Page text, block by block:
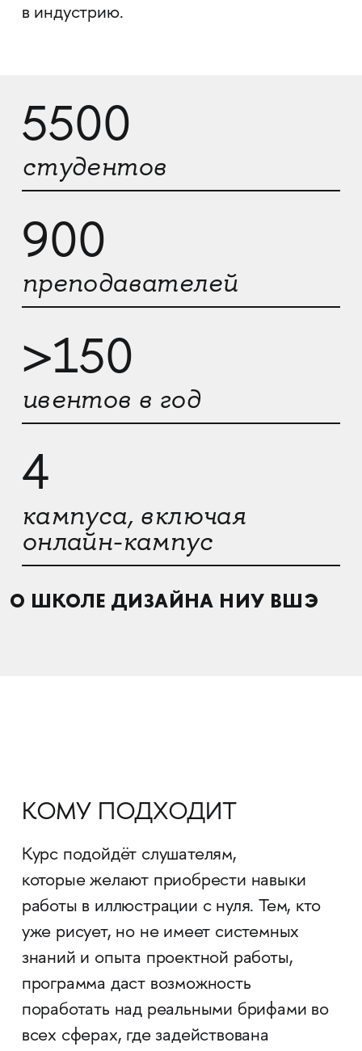
в индустрию.
5500
студентов
900
преподавателей
>150
ивентов в год
4
кампуса, включая
онлайн-кампус
О ШКОЛЕ ДИЗАЙНА НИУ ВШЭ
КОМУ ПОДХОДИТ
Курс подойдёт слушателям,
которые желают приобрести навыки
работы в иллюстрации с нуля. Тем, кто
уже рисует, но не имеет системных
знаний и опыта проектной работы,
программа даст возможность
поработать над реальными брифами во
всех сферах, где задействована